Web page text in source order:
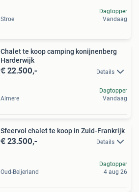
Stroe
Dagtopper
Vandaag
Chalet te koop camping konijnenberg
Harderwijk
€ 22.500,- Details
Almere
Dagtopper
Vandaag
Sfeervol chalet te koop in Zuid-Frankrijk
€ 23.500,- Details
Oud-Beijerland
Dagtopper
4 aug 26